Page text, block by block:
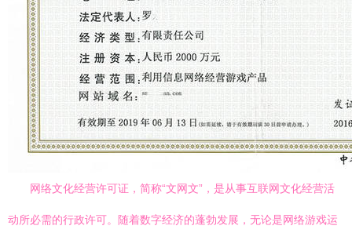
网络文化经营许可证，简称“文网文”，是从事互联网文化经营活
动所必需的行政许可。随着数字经济的蓬勃发展，无论是网络游戏运